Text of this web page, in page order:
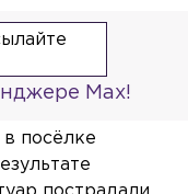
Max!
посёлке